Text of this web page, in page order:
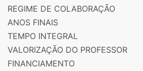
REGIME DE COLABORAÇÃO
ANOS FINAIS
TEMPO INTEGRAL
VALORIZAÇÃO DO PROFESSOR
FINANCIAMENTO